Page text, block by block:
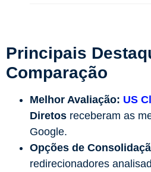
Principais
Comparação
Melhor Avaliação: US
Diretos receberam as
Google.
Opções de
redirecionadores